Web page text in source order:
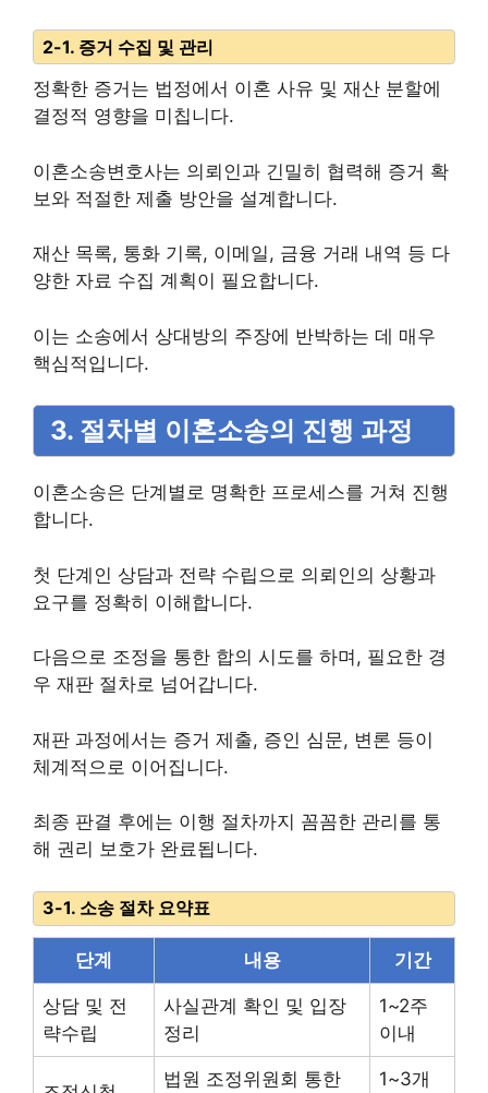
2-1. 증거 수집 및 관리
정확한 증거는 법정에서 이혼 사유 및 재산 분할에
결정적 영향을 미칩니다.
이혼소송변호사는 의뢰인과 긴밀히 협력해 증거 확
보와 적절한 제출 방안을 설계합니다.
재산 목록, 통화 기록, 이메일, 금융 거래 내역 등 다
양한 자료 수집 계획이 필요합니다.
이는 소송에서 상대방의 주장에 반박하는 데 매우
핵심적입니다.
3. 절차별 이혼소송의 진행 과정
이혼소송은 단계별로 명확한 프로세스를 거쳐 진행
합니다.
첫 단계인 상담과 전략 수립으로 의뢰인의 상황과
요구를 정확히 이해합니다.
다음으로 조정을 통한 합의 시도를 하며, 필요한 경
우 재판 절차로 넘어갑니다.
재판 과정에서는 증거 제출, 증인 심문, 변론 등이
체계적으로 이어집니다.
최종 판결 후에는 이행 절차까지 꼼꼼한 관리를 통
해 권리 보호가 완료됩니다.
3-1. 소송 절차 요약표
단계 내용 기간
상담 및 전
략수립
사실관계 확인 및 입장
정리
1~2주
이내
법원 조정위원회 통한 1~3개